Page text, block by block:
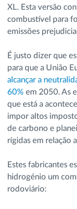
XL. Esta versão
combustível para
emissões
É justo dizer que
para que a União
alcançar a
60% em 2050. As
que está a
impor altos
de carbono e
rígidas em relação
Estes fabricantes
hidrogénio um
rodoviário: